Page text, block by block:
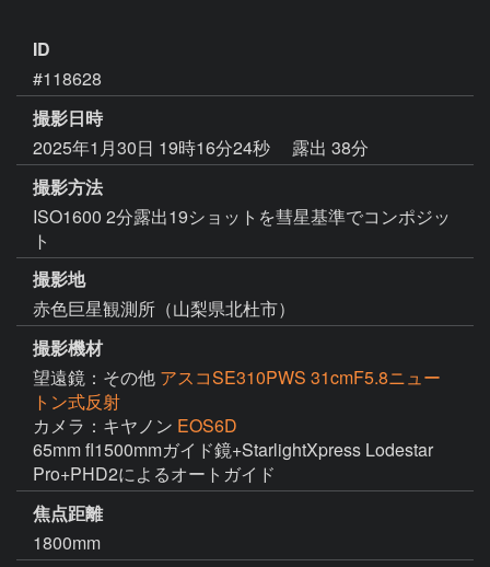
ID
#118628
撮影日時
2025年1月30日 19時16分24秒
露出 38分
撮影方法
ISO1600 2分露出19ショットを彗星基準でコンポジッ
ト
撮影地
赤色巨星観測所（山梨県北杜市）
撮影機材
望遠鏡：その他 アスコSE310PWS 31cmF5.8ニュー
トン式反射
カメラ：キヤノン EOS6D
65mm fl1500mmガイド鏡+StarlightXpress Lodestar
焦点距離
1800mm